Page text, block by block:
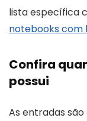
lista específica
notebooks com
Confira
possui
As entradas